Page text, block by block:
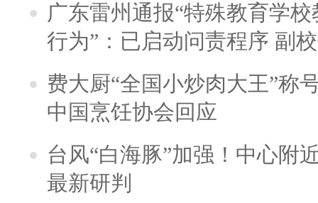
广东雷州通报“特殊教育学
行为”：已启动问责程序 副
费大厨“全国小炒肉大王”称
中国烹饪协会回应
台风“白海豚”加强！中心附
最新研判